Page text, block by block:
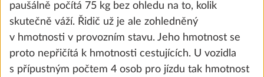
the future. You can find more information about
cookies and customization options by clicking on
the "Show details" link.
KROK 5 Z 8
Voda, plyn, elektrika
paušálně počítá 75 kg bez ohledu na to, kolik
skutečně váží. Řidič už je ale zohledněný
v hmotnosti v provozním stavu. Jeho hmotnost se
proto nepřičítá k hmotnosti cestujících. U vozidla
s přípustným počtem 4 osob pro jízdu tak hmotnost